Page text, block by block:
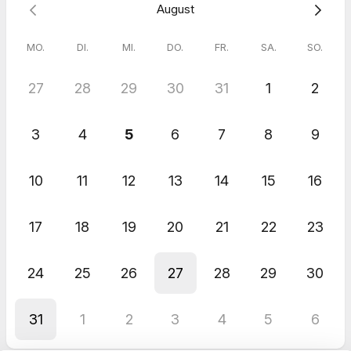
arbeiten möchtest und es primär um die zeitliche und
August
MO. DI. MI. DO. FR. SA. SO.
27 28 29 30 31 1 2
3 4 5 6 7 8 9
10 11 12 13 14 15 16
17 18 19 20 21 22 23
24 25 26 27 28 29 30
31 1 2 3 4 5 6